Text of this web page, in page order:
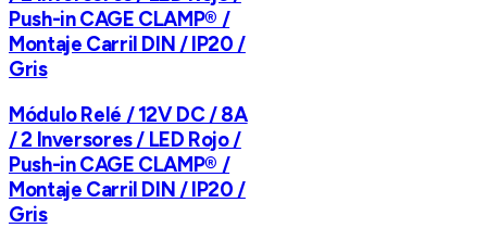
Push-in CAGE CLAMP® /
Montaje Carril DIN / IP20 /
Gris
Módulo Relé / 12V DC / 8A
/ 2 Inversores / LED Rojo /
Push-in CAGE CLAMP® /
Montaje Carril DIN / IP20 /
Gris